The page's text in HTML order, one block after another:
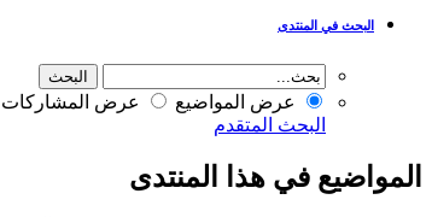
البحث في المنتدى
عرض المواضيع
عرض المشاركات
البحث المتقدم
المواضيع في هذا المنتدى